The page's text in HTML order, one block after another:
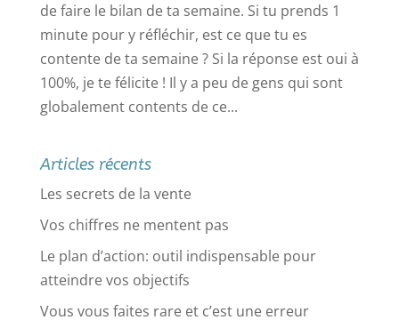
de faire le bilan de ta semaine. Si tu prends 1
minute pour y réfléchir, est ce que tu es
contente de ta semaine ? Si la réponse est oui à
100%, je te félicite ! Il y a peu de gens qui sont
globalement contents de ce...
Articles récents
Les secrets de la vente
Vos chiffres ne mentent pas
Le plan d’action: outil indispensable pour
atteindre vos objectifs
Vous vous faites rare et c’est une erreur